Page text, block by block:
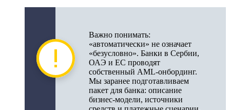
Важно понимать:
«автоматически» не означает
«безусловно». Банки в Сербии,
ОАЭ и ЕС проводят
собственный AML-онбординг.
Мы заранее подготавливаем
пакет для банка: описание
бизнес-модели, источники